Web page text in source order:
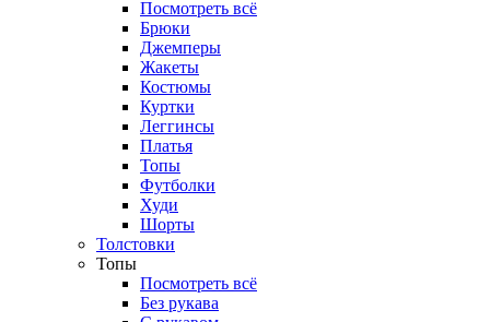
Посмотреть всё
Брюки
Джемперы
Жакеты
Костюмы
Куртки
Леггинсы
Платья
Топы
Футболки
Худи
Шорты
Толстовки
Топы
Посмотреть всё
Без рукава